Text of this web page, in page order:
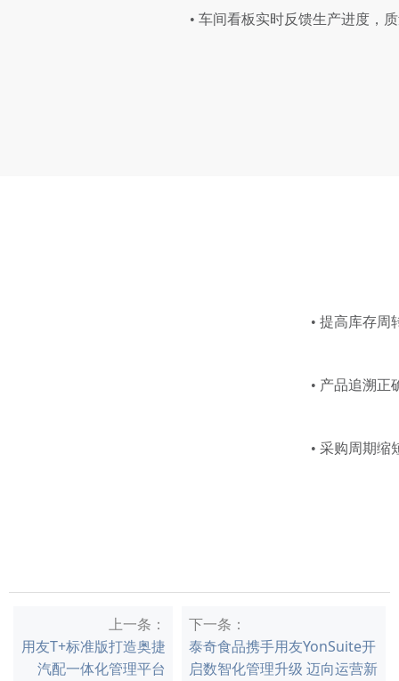
• 车间看板实时反馈生产进度，
• 提高库存周
• 产品追溯正确率提
• 采购周期缩短
上一条：
用友T+标准版打造奥捷
汽配一体化管理平台
下一条：
泰奇食品携手用友YonSuite开
启数智化管理升级 迈向运营新